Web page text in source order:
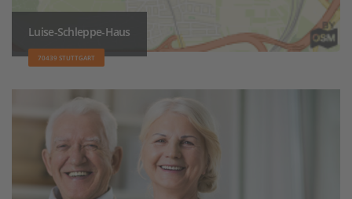
Luise-Schleppe-Haus
70439 STUTTGART